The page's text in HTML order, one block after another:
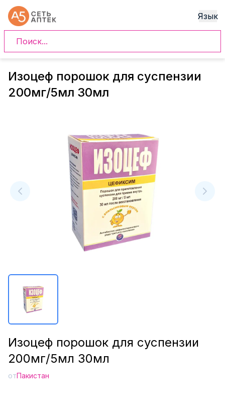
Язык
Изоцеф порошок для суспензии
200мг/5мл 30мл
Изоцеф порошок для суспензии
200мг/5мл 30мл
отПакистан